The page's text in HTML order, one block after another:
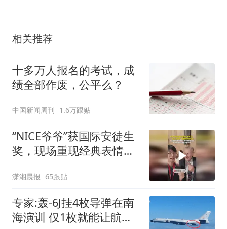
相关推荐
十多万人报名的考试，成
绩全部作废，公平么？
中国新闻周刊 1.6万跟贴
“NICE爷爷”获国际安徒生
奖，现场重现经典表情
潇湘晨报 65跟贴
专家:轰-6J挂4枚导弹在南
海演训 仅1枚就能让航母